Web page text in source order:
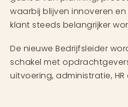
waarbij blijven innoveren
klant steeds belangrijker
De nieuwe Bedrijfsleider
schakel met
uitvoering, administratie,